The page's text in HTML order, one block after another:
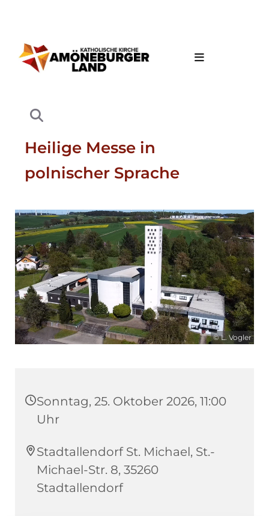
Heilige Messe in
polnischer Sprache
© L. Vogler
Sonntag, 25. Oktober 2026, 11:00
Uhr
Stadtallendorf St. Michael, St.-
Michael-Str. 8, 35260
Stadtallendorf